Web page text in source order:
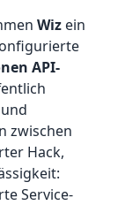
Wiz ein
API-
zwischen
Hack,
Service-